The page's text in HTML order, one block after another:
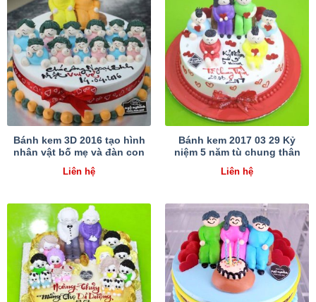
Bánh kem 3D 2016 tạo hình
nhân vật bố mẹ và đàn con
Liên hệ
Bánh kem 2017 03 29 Kỷ
niệm 5 năm tù chung thân
Liên hệ